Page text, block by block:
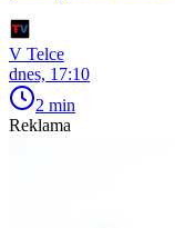
V Telce
dnes, 17:10
2 min
Reklama